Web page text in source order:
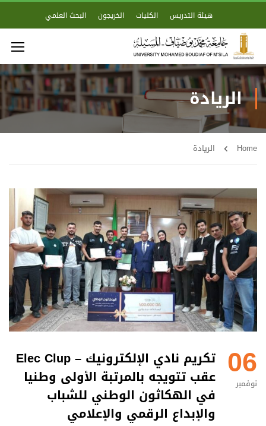
هيئة التدريس الكليات الخريجون البحث العلمي
الريادة
Home الريادة
06
نوفمبر
تكريم نادي الإلكترونيك – Elec Clup
عقب تتويجه بالمرتبة الأولى وطنيا
في الهكاثون الوطني للشباب
والإبداع الرقمي والإعلامي